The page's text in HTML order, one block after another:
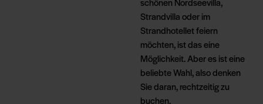
Strandvilla oder im
Strandhotellet feiern
möchten, ist das eine
Möglichkeit. Aber es ist eine
beliebte Wahl, also denken
Sie daran, rechtzeitig zu
buchen.